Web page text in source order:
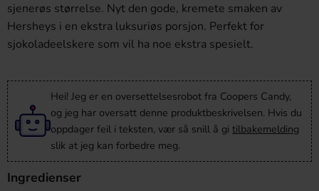
sjenerøs størrelse. Nyt den gode, kremete smaken av
Hersheys i en ekstra luksuriøs porsjon. Perfekt for
sjokoladeelskere som vil ha noe ekstra spesielt.
Hei! Jeg er en oversettelsesrobot fra Coopers Candy,
og jeg har oversatt denne produktbeskrivelsen. Hvis du
oppdager feil i teksten, vær så snill å gi tilbakemelding
slik at jeg kan forbedre meg.
Ingredienser